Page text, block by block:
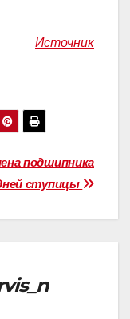
Источник
подшипника
ступицы